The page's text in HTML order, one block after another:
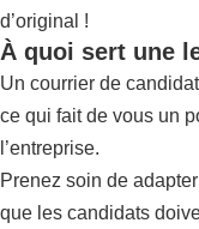
d’original !
À quoi sert une
Un courrier de
ce qui fait de vous un
l’entreprise.
Prenez soin de
que les candidats